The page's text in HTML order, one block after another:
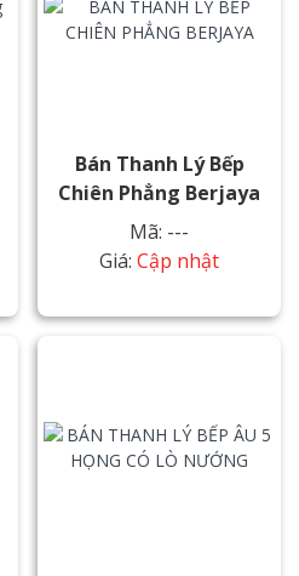
Bán Thanh Lý Bếp
Chiên Phẳng Berjaya
Mã: ---
Giá: Cập nhật